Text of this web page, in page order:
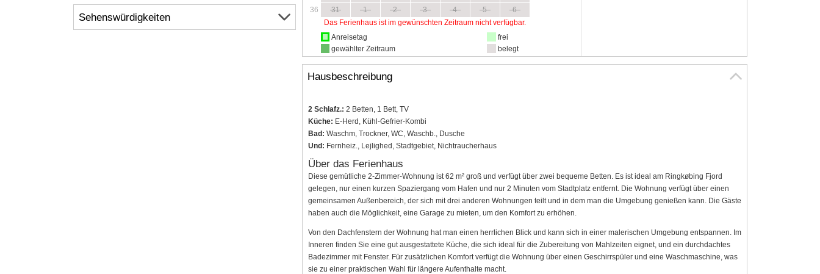
36
31 1 2 3 4 5
6
Das Ferienhaus ist im gewünschten Zeitraum nicht verfügbar.
Anreisetag
gewählter Zeitraum
frei
belegt
Hausbeschreibung
2 Schlafz.: 2 Betten, 1 Bett, TV
Küche: E-Herd, Kühl-Gefrier-Kombi
Bad: Waschm, Trockner, WC, Waschb., Dusche
Und: Fernheiz., Lejlighed, Stadtgebiet, Nichtraucherhaus
Über das Ferienhaus
Diese gemütliche 2-Zimmer-Wohnung ist 62 m² groß und verfügt über zwei bequeme Betten. Es ist ideal am Ringkøbing Fjord
gelegen, nur einen kurzen Spaziergang vom Hafen und nur 2 Minuten vom Stadtplatz entfernt. Die Wohnung verfügt über einen
gemeinsamen Außenbereich, der sich mit drei anderen Wohnungen teilt und in dem man die Umgebung genießen kann. Die Gäste
haben auch die Möglichkeit, eine Garage zu mieten, um den Komfort zu erhöhen.
Von den Dachfenstern der Wohnung hat man einen herrlichen Blick und kann sich in einer malerischen Umgebung entspannen. Im
Inneren finden Sie eine gut ausgestattete Küche, die sich ideal für die Zubereitung von Mahlzeiten eignet, und ein durchdachtes
Badezimmer mit Fenster. Für zusätzlichen Komfort verfügt die Wohnung über einen Geschirrspüler und eine Waschmaschine, was
sie zu einer praktischen Wahl für längere Aufenthalte macht.
Sehenswürdigkeiten